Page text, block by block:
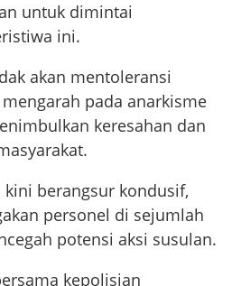
untuk dimintai
ini.
akan mentoleransi
pada anarkisme
keresahan dan
kini berangsur kondusif,
personel di sejumlah
potensi aksi susulan.
kepolisian